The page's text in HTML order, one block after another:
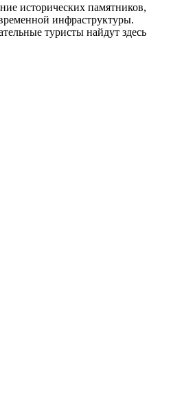
исторических памятников,
инфраструктуры.
туристы найдут здесь